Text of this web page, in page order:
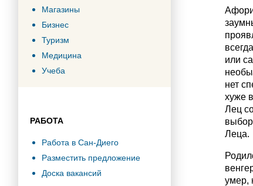
Магазины
Бизнес
Туризм
Медицина
Учеба
РАБОТА
Работа в Сан-Диего
Разместить предложение
Доска вакансий
или
нет
хуже
Лец
Леца.
умер,